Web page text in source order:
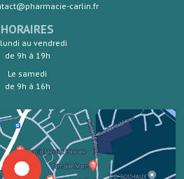
carlin.fr
HORAIRES
au vendredi
de 9h à 19h
Le samedi
de 9h à 16h